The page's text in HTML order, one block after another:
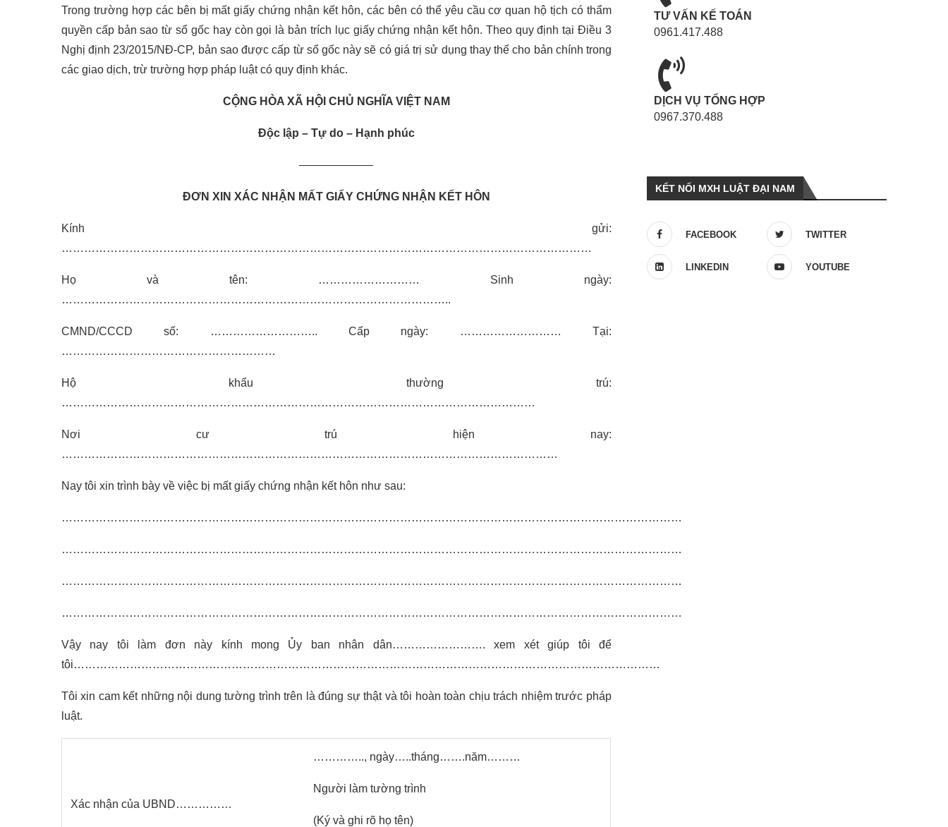
Trong trường hợp các bên bị mất giấy chứng nhận kết hôn, các bên có thể yêu cầu cơ quan hộ tịch có thẩm
quyền cấp bản sao từ sổ gốc hay còn gọi là bản trích lục giấy chứng nhận kết hôn. Theo quy định tại Điều 3
Nghị định 23/2015/NĐ-CP, bản sao được cấp từ sổ gốc này sẽ có giá trị sử dụng thay thế cho bản chính trong
các giao dịch, trừ trường hợp pháp luật có quy định khác.
CỘNG HÒA XÃ HỘI CHỦ NGHĨA VIỆT NAM
Độc lập – Tự do – Hạnh phúc
——————–
ĐƠN XIN XÁC NHẬN MẤT GIẤY CHỨNG NHẬN KẾT HÔN
Kính gửi:
……………………………………………………………………………………………………………………………
Họ và tên: ……………………… Sinh ngày:
…………………………………………………………………………………………..
CMND/CCCD số: ……………………….. Cấp ngày: ……………………… Tại:
…………………………………………………
Hộ khẩu thường trú:
………………………………………………………………………………………………………………
Nơi cư trú hiện nay:
……………………………………………………………………………………………………………………
Nay tôi xin trình bày về việc bị mất giấy chứng nhận kết hôn như sau:
…………………………………………………………………………………………………………………………………………………
…………………………………………………………………………………………………………………………………………………
…………………………………………………………………………………………………………………………………………………
…………………………………………………………………………………………………………………………………………………
Vậy nay tôi làm đơn này kính mong Ủy ban nhân dân……………………. xem xét giúp tôi để
tôi…………………………………………………………………………………………………………………………………………
Tôi xin cam kết những nội dung tường trình trên là đúng sự thật và tôi hoàn toàn chịu trách nhiệm trước pháp
luật.
Xác nhận của UBND……………
………….., ngày…..tháng…….năm………
Người làm tường trình
(Ký và ghi rõ họ tên)
TƯ VẤN KẾ TOÁN
0961.417.488
DỊCH VỤ TỔNG HỢP
0967.370.488
KẾT NỐI MXH LUẬT ĐẠI NAM
FACEBOOK TWITTER
LINKEDIN YOUTUBE